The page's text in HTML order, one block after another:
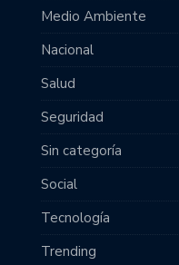
Medio Ambiente
Nacional
Salud
Seguridad
Sin categoría
Social
Tecnología
Trending